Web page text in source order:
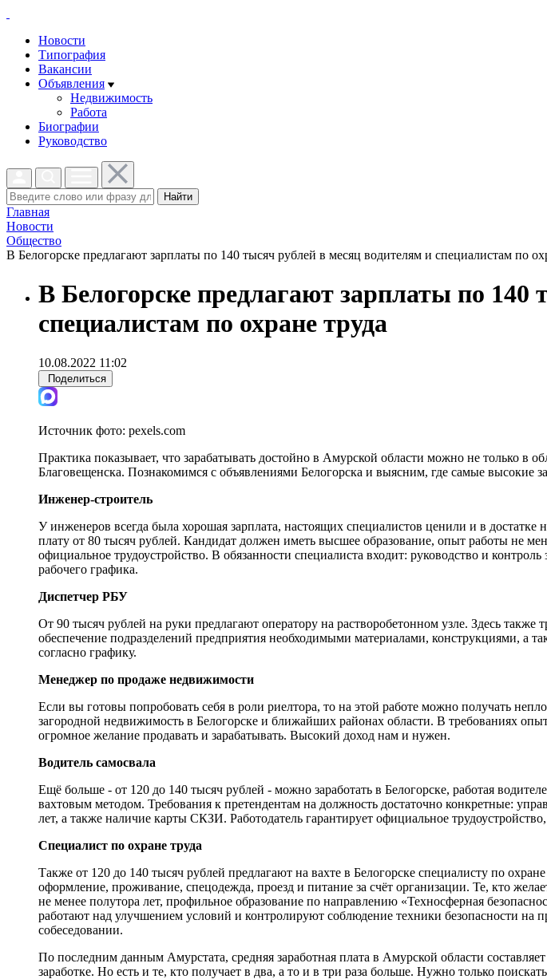
Новости
Типография
Вакансии
Объявления
Недвижимость
Работа
Биографии
Руководство
Найти
Главная
Новости
Общество
В Белогорске предлагают зарплаты по 140 тысяч рублей в месяц водителям и специалистам по
В Белогорске предлагают зарплаты по 140
специалистам по охране труда
10.08.2022 11:02
Поделиться
Источник фото: pexels.com
Практика показывает, что зарабатывать достойно в Амурской области можно не только в
Благовещенска. Познакомимся с объявлениями Белогорска и выясним, где самые высокие
Инженер-строитель
У инженеров всегда была хорошая зарплата, настоящих специалистов ценили и в
плату от 80 тысяч рублей. Кандидат должен иметь высшее образование, опыт работы не
официальное трудоустройство. В обязанности специалиста входит: руководство и
рабочего графика.
Диспетчер РБУ
От 90 тысяч рублей на руки предлагают оператору на растворобетонном узле. Здесь
обеспечение подразделений предприятия необходимыми материалами, конструкциями, а
согласно графику.
Менеджер по продаже недвижимости
Если вы готовы попробовать себя в роли риелтора, то на этой работе можно получать
загородной недвижимость в Белогорске и ближайших районах области. В требованиях
огромное желание продавать и зарабатывать. Высокий доход нам и нужен.
Водитель самосвала
Ещё больше - от 120 до 140 тысяч рублей - можно заработать в Белогорске, работая
вахтовым методом. Требования к претендентам на должность достаточно конкретные:
лет, а также наличие карты СКЗИ. Работодатель гарантирует официальное
Специалист по охране труда
Также от 120 до 140 тысяч рублей предлагают на вахте в Белогорске специалисту по
оформление, проживание, спецодежда, проезд и питание за счёт организации. Те, кто
не менее полутора лет, профильное образование по направлению «Техносферная
работают над улучшением условий и контролируют соблюдение техники безопасности на
собеседовании.
По последним данным Амурстата, средняя заработная плата в Амурской области
заработке. Но есть и те, кто получает в два, а то и в три раза больше. Нужно только